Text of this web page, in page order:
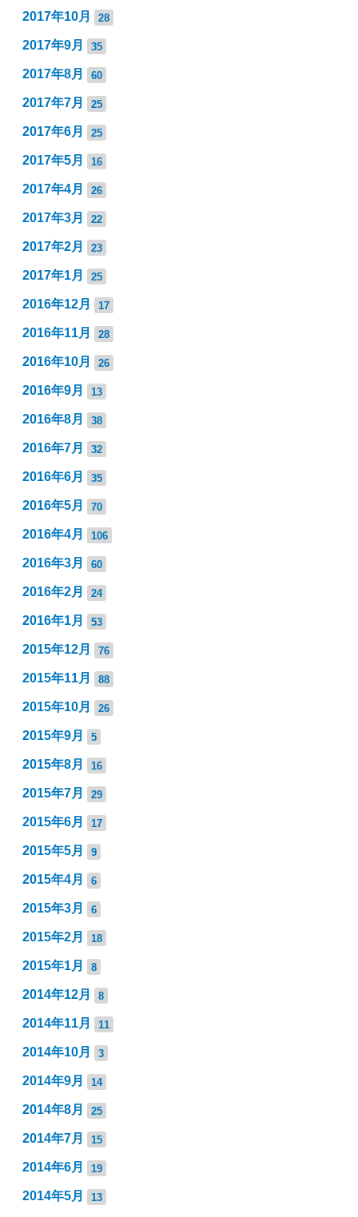
2017年10月 28
2017年9月 35
2017年8月 60
2017年7月 25
2017年6月 25
2017年5月 16
2017年4月 26
2017年3月 22
2017年2月 23
2017年1月 25
2016年12月 17
2016年11月 28
2016年10月 26
2016年9月 13
2016年8月 38
2016年7月 32
2016年6月 35
2016年5月 70
2016年4月 106
2016年3月 60
2016年2月 24
2016年1月 53
2015年12月 76
2015年11月 88
2015年10月 26
2015年9月 5
2015年8月 16
2015年7月 29
2015年6月 17
2015年5月 9
2015年4月 6
2015年3月 6
2015年2月 18
2015年1月 8
2014年12月 8
2014年11月 11
2014年10月 3
2014年9月 14
2014年8月 25
2014年7月 15
2014年6月 19
2014年5月 13